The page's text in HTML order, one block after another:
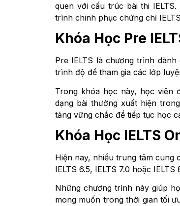
quen với cấu trúc bài thi
trình chinh phục chứng chỉ
Khóa Học Pre
Pre IELTS là chương trình
trình độ để tham gia các lớp
Trong khóa học này, học viên
dạng bài thường xuất hiện
tảng vững chắc để tiếp tục học
Khóa Học IELTS
Hiện nay, nhiều trung tâm cung
IELTS 6.5, IELTS 7.0 hoặc IELTS
Những chương trình này giúp
mong muốn trong thời gian tối